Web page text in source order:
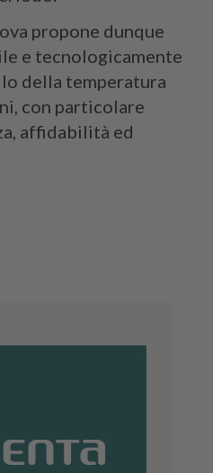
propone dunque
e tecnologicamente
della temperatura
con particolare
affidabilità ed